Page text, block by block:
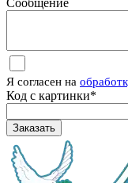
Сообщение
Я согласен на
Код с картинки*
Заказать